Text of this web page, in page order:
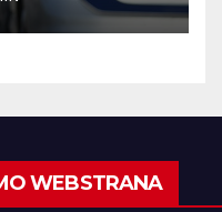
WEBSTRANA